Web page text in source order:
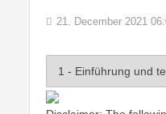
21. December 2021